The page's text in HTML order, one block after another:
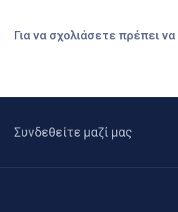
Για να σχολιάσετε πρέπει να
Συνδεθείτε μαζί μας